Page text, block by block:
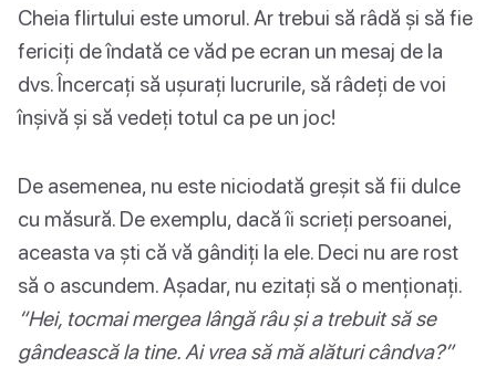
Cheia flirtului este umorul. Ar trebui să râdă și să fie
fericiți de îndată ce văd pe ecran un mesaj de la
dvs. Încercați să ușurați lucrurile, să râdeți de voi
înșivă și să vedeți totul ca pe un joc!
De asemenea, nu este niciodată greșit să fii dulce
cu măsură. De exemplu, dacă îi scrieți persoanei,
aceasta va ști că vă gândiți la ele. Deci nu are rost
să o ascundem. Așadar, nu ezitați să o menționați.
“Hei, tocmai mergea lângă râu și a trebuit să se
gândească la tine. Ai vrea să mă alături cândva?”